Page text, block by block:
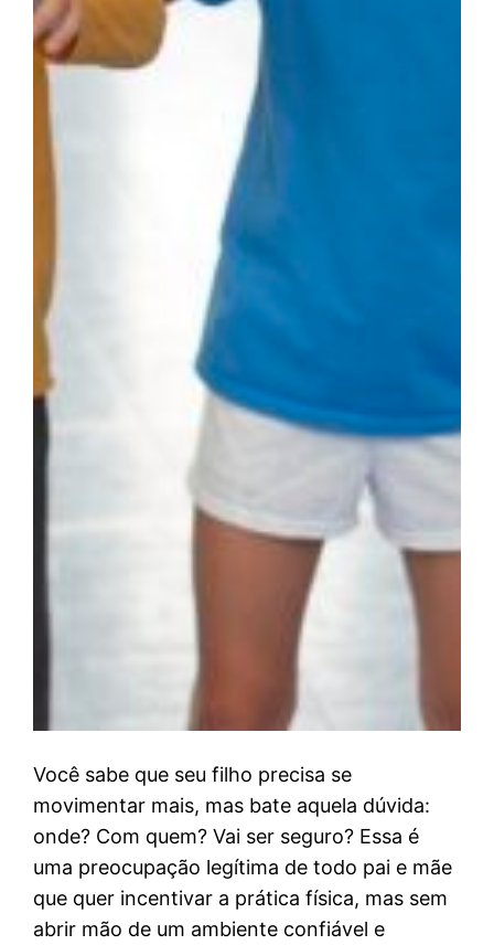
Você sabe que seu filho precisa se
movimentar mais, mas bate aquela dúvida:
onde? Com quem? Vai ser seguro? Essa é
uma preocupação legítima de todo pai e mãe
que quer incentivar a prática física, mas sem
abrir mão de um ambiente confiável e